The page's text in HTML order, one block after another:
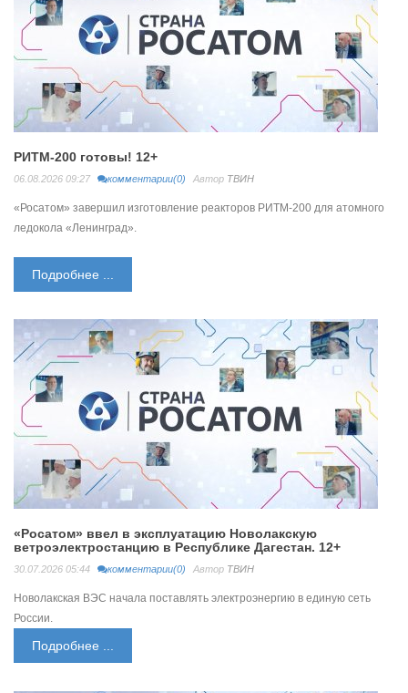
РИТМ-200 готовы! 12+
06.08.2026 09:27 комментарии(0) Автор ТВИН
«Росатом» завершил изготовление реакторов РИТМ-200 для атомного
ледокола «Ленинград».
Подробнее ...
«Росатом» ввел в эксплуатацию Новолакскую
ветроэлектростанцию в Республике Дагестан. 12+
30.07.2026 05:44 комментарии(0) Автор ТВИН
Новолакская ВЭС начала поставлять электроэнергию в единую сеть
России.
Подробнее ...